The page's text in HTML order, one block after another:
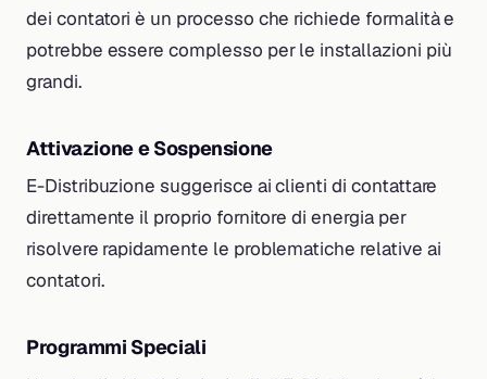
dei contatori è un processo che richiede formalità e
potrebbe essere complesso per le installazioni più
grandi.
Attivazione e Sospensione
E-Distribuzione suggerisce ai clienti di contattare
direttamente il proprio fornitore di energia per
risolvere rapidamente le problematiche relative ai
contatori.
Programmi Speciali